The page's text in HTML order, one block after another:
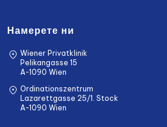
Намерете ни
Wiener Privatklinik
Pelikangasse 15
A-1090 Wien
Ordinationszentrum
Lazarettgasse 25/1. Stock
A-1090 Wien